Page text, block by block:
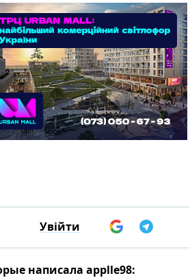
Увійти
написала applle98: